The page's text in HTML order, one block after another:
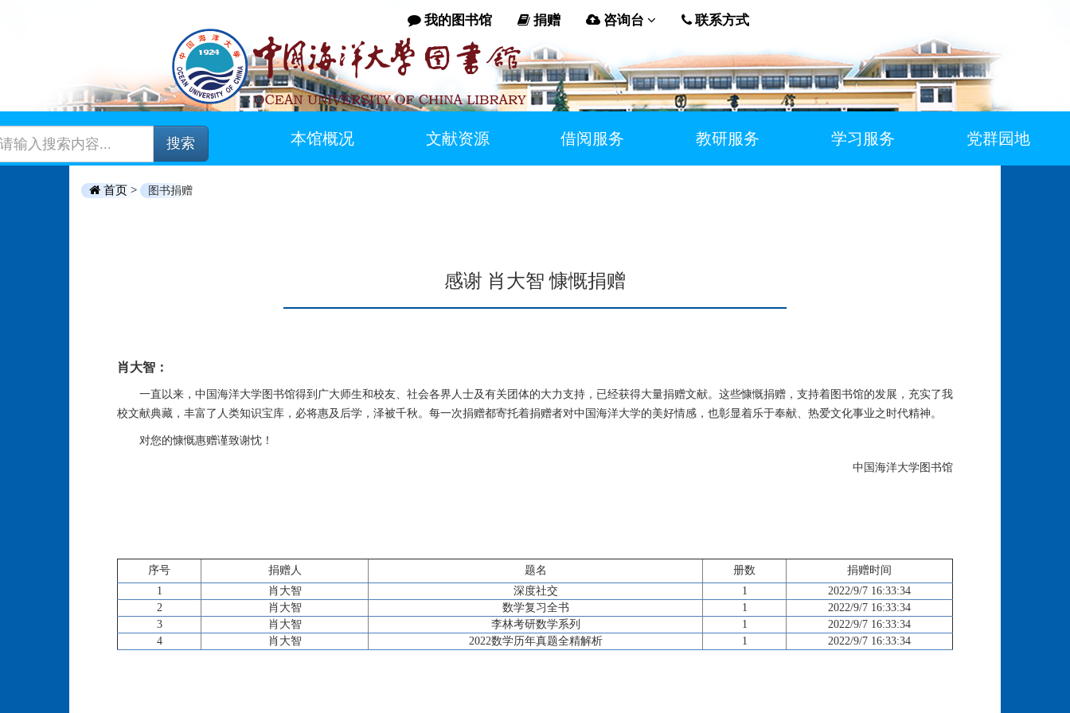
我的图书馆 捐赠 咨询台 联系方式
搜索 本馆概况 文献资源 借阅服务 教研服务 学习服务 党群园地
首页 > 图书捐赠
感谢 肖大智 慷慨捐赠
肖大智：
一直以来，中国海洋大学图书馆得到广大师生和校友、社会各界人士及有关团体的大力支持，已经获得大量捐赠文献。这些慷慨捐赠，支持着图书馆的发展，充实了我
校文献典藏，丰富了人类知识宝库，必将惠及后学，泽被千秋。每一次捐赠都寄托着捐赠者对中国海洋大学的美好情感，也彰显着乐于奉献、热爱文化事业之时代精神。
对您的慷慨惠赠谨致谢忱！
中国海洋大学图书馆
序号 捐赠人 题名 册数
捐赠时间
1
肖大智 深度社交 1
2022/9/7 16:33:34
2
肖大智 数学复习全书 1
2022/9/7 16:33:34
3
肖大智 李林考研数学系列 1
2022/9/7 16:33:34
4
肖大智 2022数学历年真题全精解析 1 2022/9/7 16:33:34